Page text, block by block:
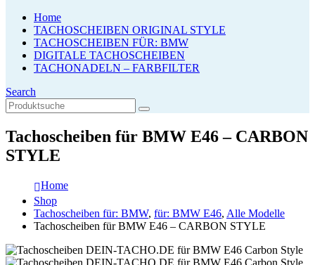
Home
TACHOSCHEIBEN ORIGINAL STYLE
TACHOSCHEIBEN FÜR: BMW
DIGITALE TACHOSCHEIBEN
TACHONADELN – FARBFILTER
Search
Tachoscheiben für BMW E46 – CARBON
STYLE
Home
Shop
Tachoscheiben für: BMW, für: BMW E46, Alle Modelle
Tachoscheiben für BMW E46 – CARBON STYLE